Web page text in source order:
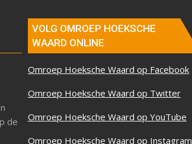
de
VOLG OMROEP HOEKSCHE
WAARD ONLINE
Omroep Hoeksche Waard op Facebook
Omroep Hoeksche Waard op Twitter
Omroep Hoeksche Waard op YouTube
Omroep Hoeksche Waard op Instagram